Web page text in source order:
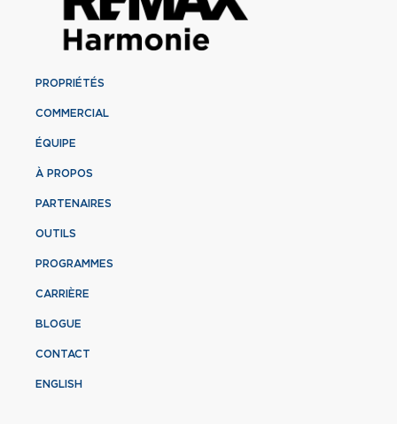
PROPRIÉTÉS
COMMERCIAL
ÉQUIPE
À PROPOS
PARTENAIRES
OUTILS
PROGRAMMES
CARRIÈRE
BLOGUE
CONTACT
ENGLISH